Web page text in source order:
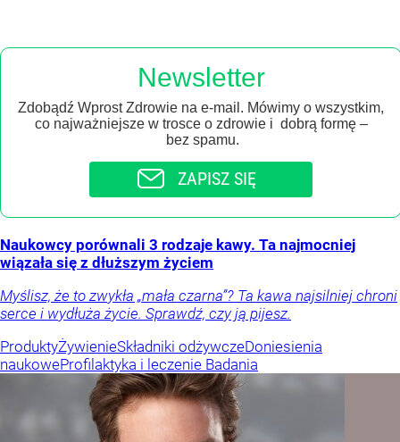
Newsletter
Zdobądź Wprost Zdrowie na e-mail. Mówimy o wszystkim,
co najważniejsze w trosce o zdrowie i dobrą formę –
bez spamu.
ZAPISZ SIĘ
Naukowcy porównali 3 rodzaje kawy. Ta najmocniej
wiązała się z dłuższym życiem
Myślisz, że to zwykła „mała czarna”? Ta kawa najsilniej chroni
serce i wydłuża życie. Sprawdź, czy ją pijesz.
ProduktyŻywienieSkładniki odżywczeDoniesienia
naukoweProfilaktyka i leczenie Badania